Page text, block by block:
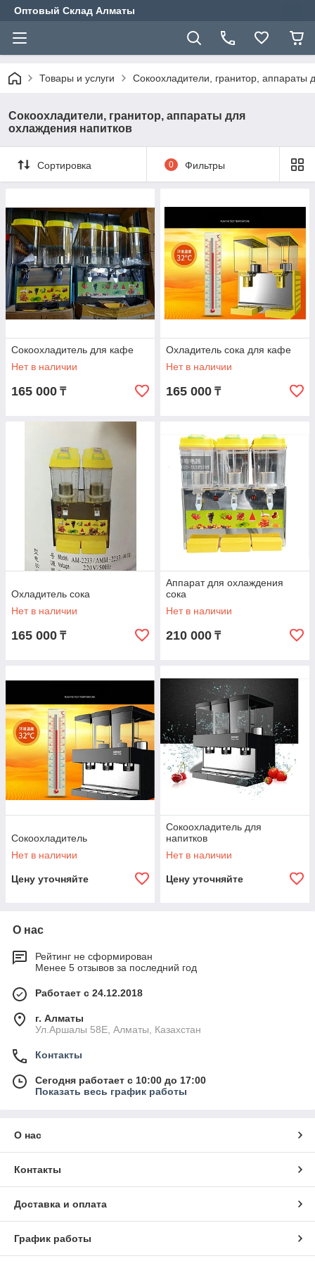
Оптовый Склад Алматы
Товары и услуги Сокоохладители, гранитор, аппараты
Сокоохладители, гранитор, аппараты для
охлаждения напитков
Сортировка 0 Фильтры
Сокоохладитель для кафе
Нет в наличии
165 000 ₸
Охладитель сока для кафе
Нет в наличии
165 000 ₸
Охладитель сока
Нет в наличии
165 000 ₸
Аппарат для охлаждения
сока
Нет в наличии
210 000 ₸
Сокоохладитель
Нет в наличии
Цену уточняйте
Сокоохладитель для
напитков
Нет в наличии
Цену уточняйте
О нас
Рейтинг не сформирован
Менее 5 отзывов за последний год
Работает с 24.12.2018
г. Алматы
Ул.Аршалы 58Е, Алматы, Казахстан
Контакты
Сегодня работает с 10:00 до 17:00
Показать весь график работы
О нас
Контакты
Доставка и оплата
График работы